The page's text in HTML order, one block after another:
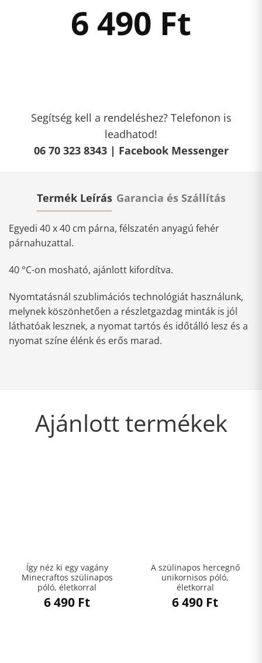
6 490 Ft
Segítség kell a rendeléshez? Telefonon is
leadhatod!
06 70 323 8343 | Facebook Messenger
Termék Leírás Garancia és Szállítás
Egyedi 40 x 40 cm párna, félszatén anyagú fehér
párnahuzattal.
40 °C-on mosható, ajánlott kifordítva.
Nyomtatásnál szublimációs technológiát használunk,
melynek köszönhetően a részletgazdag minták is jól
láthatóak lesznek, a nyomat tartós és időtálló lesz és a
nyomat színe élénk és erős marad.
Ajánlott termékek
Így néz ki egy vagány
Minecraftos szülinapos
póló, életkorral
6 490 Ft
A szülinapos hercegnő
unikornisos póló,
életkorral
6 490 Ft